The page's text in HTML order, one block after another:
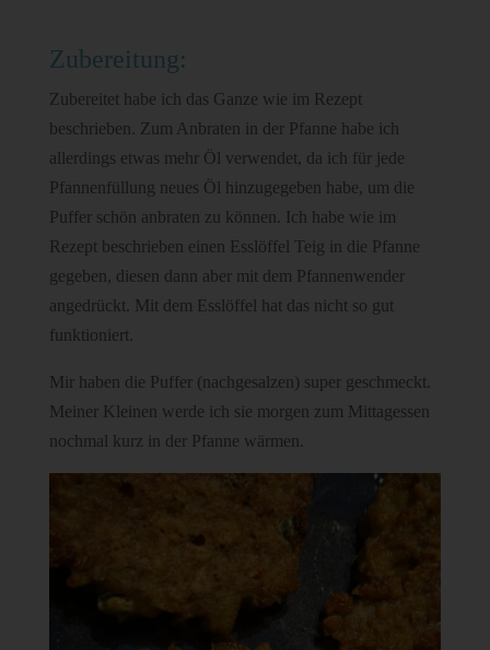
Zubereitung:
Zubereitet habe ich das Ganze wie im Rezept
beschrieben. Zum Anbraten in der Pfanne habe ich
allerdings etwas mehr Öl verwendet, da ich für jede
Pfannenfüllung neues Öl hinzugegeben habe, um die
Puffer schön anbraten zu können. Ich habe wie im
Rezept beschrieben einen Esslöffel Teig in die Pfanne
gegeben, diesen dann aber mit dem Pfannenwender
angedrückt. Mit dem Esslöffel hat das nicht so gut
funktioniert.
Mir haben die Puffer (nachgesalzen) super geschmeckt.
Meiner Kleinen werde ich sie morgen zum Mittagessen
nochmal kurz in der Pfanne wärmen.